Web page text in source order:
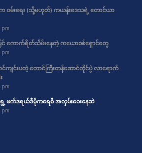
းက ဝမ်းရေး (သို့မဟုတ်) ကယန်းဒေသရဲ့ တောင်ယာ
pm
ြင် ကောက်ရိတ်သိမ်းနေတဲ့ ကယောစစ်ရှောင်တွေ
pm
င်ကျင်းပတဲ့ တောင်ကြီးတန်ဆောင်တိုင်ပွဲ လာရောက်
pm
ရွေ့ ဖက်ဒရယ်ဒီမိုကရေစီ အလှမ်းဝေးနေဆဲ
pm